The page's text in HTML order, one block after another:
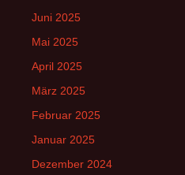
Juni 2025
Mai 2025
April 2025
März 2025
Februar 2025
Januar 2025
Dezember 2024